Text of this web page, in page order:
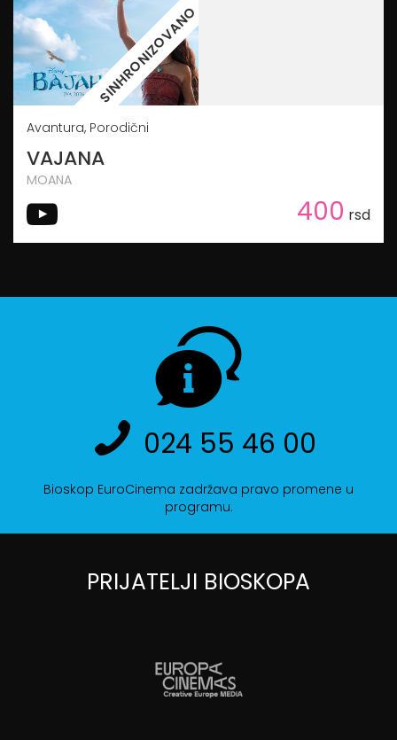
SINHRONIZOVANO
Avantura, Porodični
VAJANA
MOANA
400 rsd
024 55 46 00
Bioskop EuroCinema zadržava pravo promene u
programu.
PRIJATELJI BIOSKOPA